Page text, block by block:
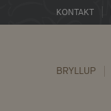
KONTAKT
BRYLLUP